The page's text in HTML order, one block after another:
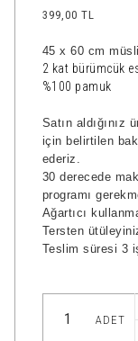
399,00 TL
45 x 60 cm
2 kat bürümcük
%100 pamuk
Satın aldığınız
için belirtilen
ederiz.
30 derecede
programı
Ağartıcı
Tersten
Teslim süresi 3
ADET